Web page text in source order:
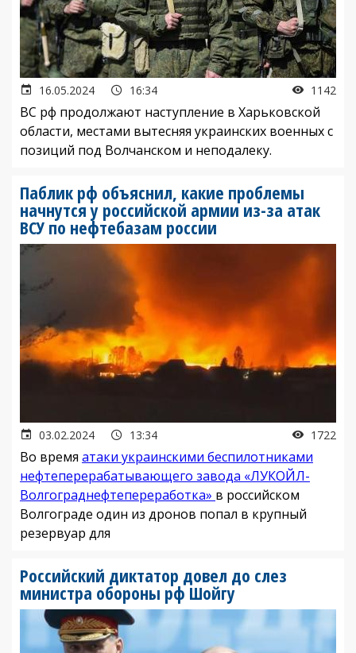
16.05.2024 16:34 1142
ВС рф продолжают наступление в Харьковской
области, местами вытесняя украинских военных с
позиций под Волчанском и неподалеку.
Паблик рф объяснил, какие проблемы
начнутся у российской армии из-за атак
ВСУ по нефтебазам россии
03.02.2024 13:34 1722
Во время атаки украинскими беспилотниками
нефтеперерабатывающего завода «ЛУКОЙЛ-
Волгограднефтепереработка» в российском
Волгограде один из дронов попал в крупный
резервуар для
Российский диктатор довел до слез
министра обороны рф Шойгу